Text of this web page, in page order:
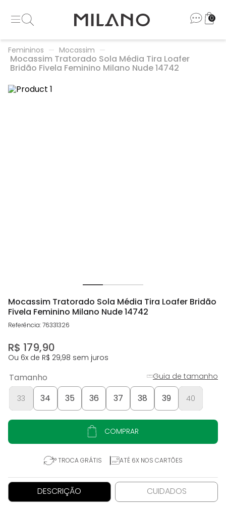
0
Femininos Mocassim
Mocassim Tratorado Sola Média Tira Loafer
Bridão Fivela Feminino Milano Nude 14742
Mocassim Tratorado Sola Média Tira Loafer Bridão
Fivela Feminino Milano Nude 14742
Referência:76331326
R$ 179,90
Ou 6x de R$ 29,98 sem juros
Tamanho
33 34 35 36 37 38 39 40
Guia de tamanho
COMPRAR
1° TROCA GRÁTIS ATÉ 6X NOS CARTÕES
DESCRIÇÃO CUIDADOS